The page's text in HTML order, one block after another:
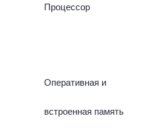
Процессор
Оперативная и
встроенная память